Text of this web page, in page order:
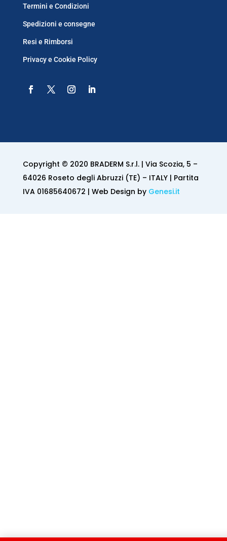
Termini e Condizioni
Spedizioni e consegne
Resi e Rimborsi
Privacy e Cookie Policy
Copyright © 2020 BRADERM S.r.l. | Via Scozia, 5 –
64026 Roseto degli Abruzzi (TE) – ITALY | Partita
IVA 01685640672 | Web Design by Genesi.it